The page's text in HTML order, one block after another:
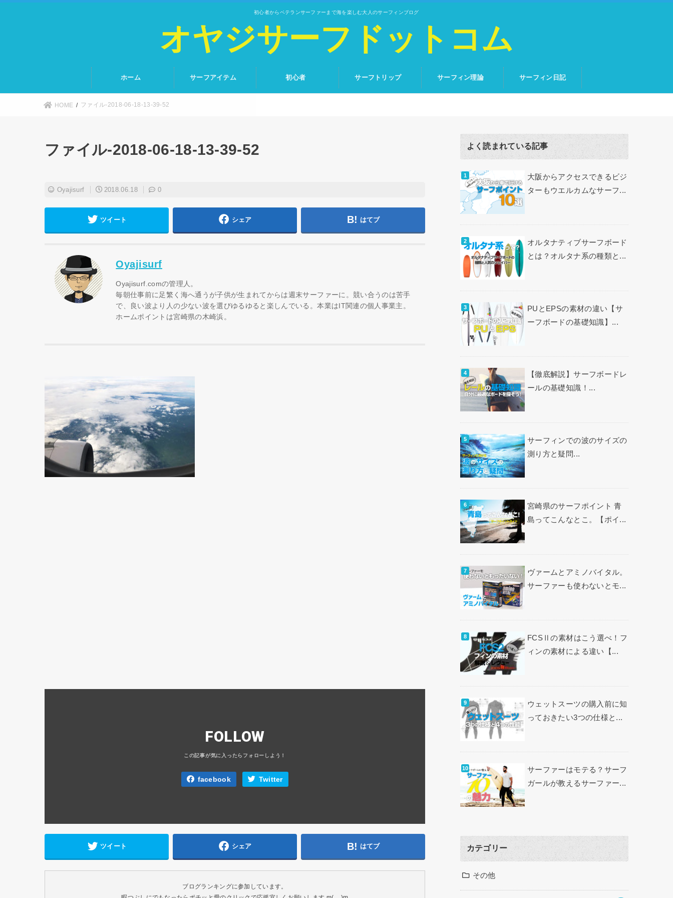
初心者からベテランサーファーまで海を楽しむ大人のサーフィンブログ
オヤジサーフドットコム
ホーム サーフアイテム 初心者 サーフトリップ サーフィン理論 サーフィン日記
HOME ファイル-2018-06-18-13-39-52
ファイル-2018-06-18-13-39-52
Oyajisurf 2018.06.18 0
ツイート シェア はてブ
Oyajisurf
Oyajisurf.comの管理人。
毎朝仕事前に足繁く海へ通うが子供が生まれてからは週末サーファーに。競い合うのは苦手
で、良い波より人の少ない波を選びゆるゆると楽しんでいる。本業はIT関連の個人事業主。
ホームポイントは宮崎県の木崎浜。
FOLLOW
facebook Twitter
ツイート シェア はてブ
ブログランキングに参加しています。
よく読まれている記事
大阪からアクセスできるビジ
ターもウエルカムなサーフ...
オルタナティブサーフボード
とは？オルタナ系の種類と...
PUとEPSの素材の違い【サ
ーフボードの基礎知識】...
【徹底解説】サーフボードレ
ールの基礎知識！...
サーフィンでの波のサイズの
測り方と疑問...
宮崎県のサーフポイント 青
島ってこんなとこ。【ポイ...
ヴァームとアミノバイタル。
サーファーも使わないとモ...
FCSⅡの素材はこう選べ！フ
ィンの素材による違い【...
ウェットスーツの購入前に知
っておきたい3つの仕様と...
サーファーはモテる？サーフ
ガールが教えるサーファー...
カテゴリー
その他